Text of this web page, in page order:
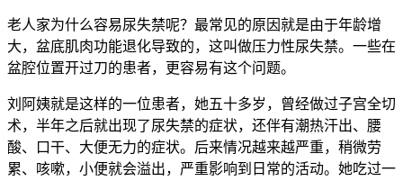
老人家为什么容易尿失禁呢？最常见的原因就是由于年龄增
大，盆底肌肉功能退化导致的，这叫做压力性尿失禁。一些在
盆腔位置开过刀的患者，更容易有这个问题。
刘阿姨就是这样的一位患者，她五十多岁，曾经做过子宫全切
术，半年之后就出现了尿失禁的症状，还伴有潮热汗出、腰
酸、口干、大便无力的症状。后来情况越来越严重，稍微劳
累、咳嗽，小便就会溢出，严重影响到日常的活动。她吃过一